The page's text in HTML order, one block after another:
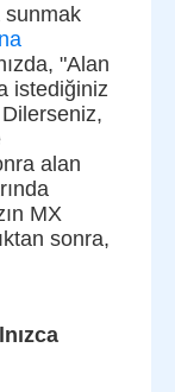
sunmak
"Alan
istediğiniz
alan
MX
sonra,